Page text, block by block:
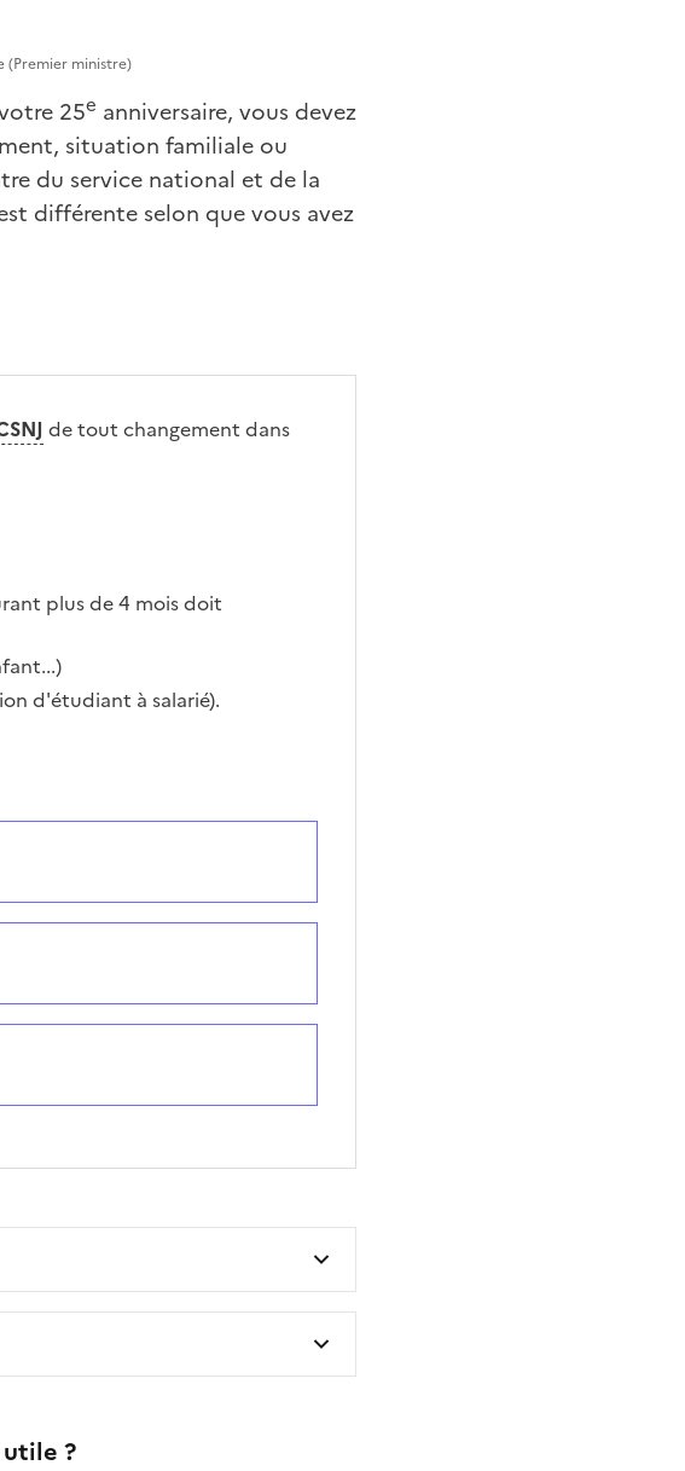
(Premier ministre)
25e anniversaire, vous devez
situation familiale ou
du service national et de la
différente selon que vous avez
de tout changement dans
plus de 4 mois doit
d'étudiant à salarié).
automatiquement
?